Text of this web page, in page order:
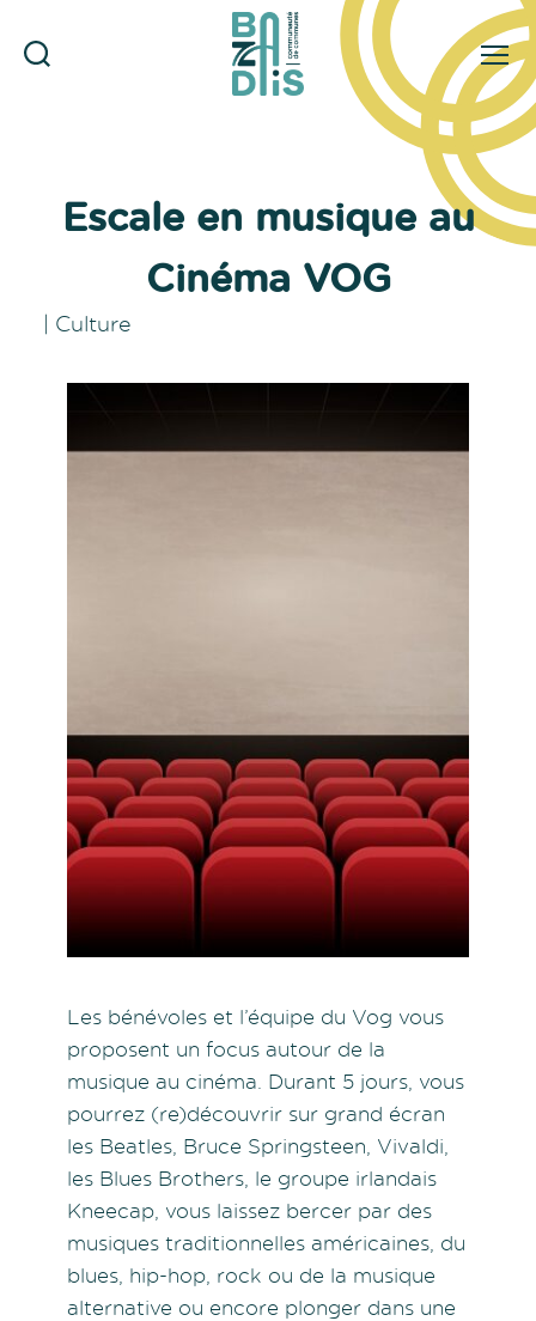
Menu
Escale en musique au
Cinéma VOG
| Culture
Les bénévoles et l’équipe du Vog vous
proposent un focus autour de la
musique au cinéma. Durant 5 jours, vous
pourrez (re)découvrir sur grand écran
les Beatles, Bruce Springsteen, Vivaldi,
les Blues Brothers, le groupe irlandais
Kneecap, vous laissez bercer par des
musiques traditionnelles américaines, du
blues, hip-hop, rock ou de la musique
alternative ou encore plonger dans une